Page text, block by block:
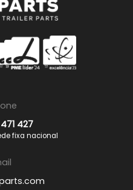
427
fixa nacional